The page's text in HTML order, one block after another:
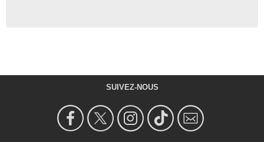
SUIVEZ-NOUS